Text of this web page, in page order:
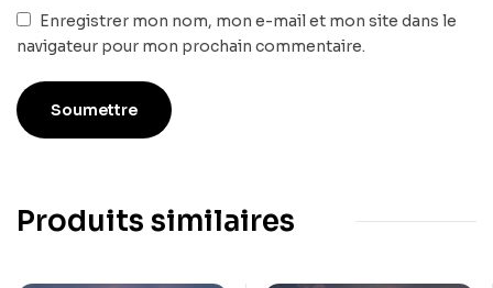
Enregistrer mon nom, mon e-mail et mon site dans le
navigateur pour mon prochain commentaire.
Produits similaires